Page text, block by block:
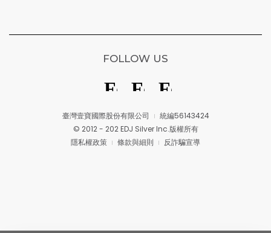
臺灣壹寶國際股份有限公司
統編56143424
© 2012 - 202 EDJ Silver Inc.版權所有
隱私權政策
條款與細則 反詐騙宣導
FOLLOW US